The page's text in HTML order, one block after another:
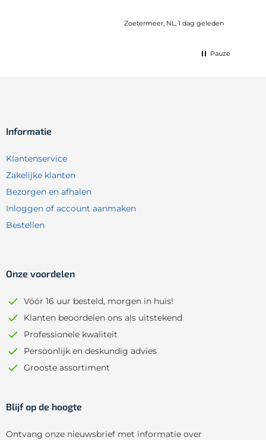
Zoetermeer, NL, 1 dag geleden
Pauze
Informatie
Klantenservice
Zakelijke klanten
Bezorgen en afhalen
Inloggen of account aanmaken
Bestellen
Onze voordelen
Vóór 16 uur besteld, morgen in huis!
Klanten beoordelen ons als uitstekend
Professionele kwaliteit
Persoonlijk en deskundig advies
Grooste assortiment
Blijf op de hoogte
Ontvang onze nieuwsbrief met informatie over